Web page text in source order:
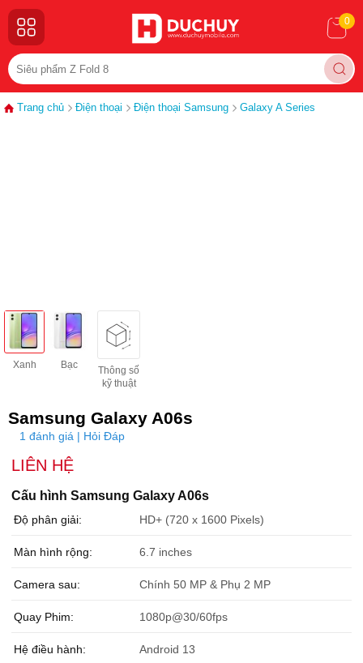
0
Trang chủ Điện thoại Điện thoại Samsung Galaxy A Series
Xanh Bạc
Thông số
kỹ thuật
Samsung Galaxy A06s
1 đánh giá | Hỏi Đáp
LIÊN HỆ
Cấu hình Samsung Galaxy A06s
Độ phân giải: HD+ (720 x 1600 Pixels)
Màn hình rộng: 6.7 inches
Camera sau: Chính 50 MP & Phụ 2 MP
Quay Phim: 1080p@30/60fps
Hệ điều hành: Android 13